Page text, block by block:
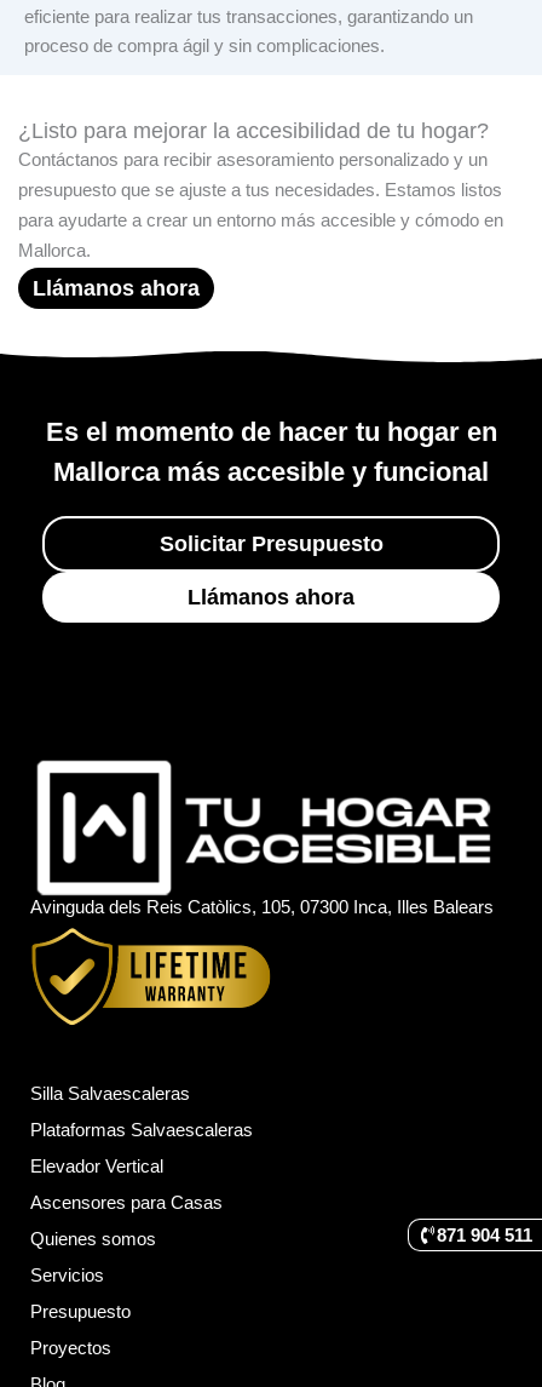
eficiente para realizar tus transacciones, garantizando un
proceso de compra ágil y sin complicaciones.
¿Listo para mejorar la accesibilidad de tu hogar?
Contáctanos para recibir asesoramiento personalizado y un
presupuesto que se ajuste a tus necesidades. Estamos listos
para ayudarte a crear un entorno más accesible y cómodo en
Mallorca.
Llámanos ahora
Es el momento de hacer tu hogar en
Mallorca más accesible y funcional
Solicitar Presupuesto
Llámanos ahora
Avinguda dels Reis Catòlics, 105, 07300 Inca, Illes Balears
Silla Salvaescaleras
Plataformas Salvaescaleras
Elevador Vertical
Ascensores para Casas
Quienes somos
Servicios
Presupuesto
Proyectos
871 904 511